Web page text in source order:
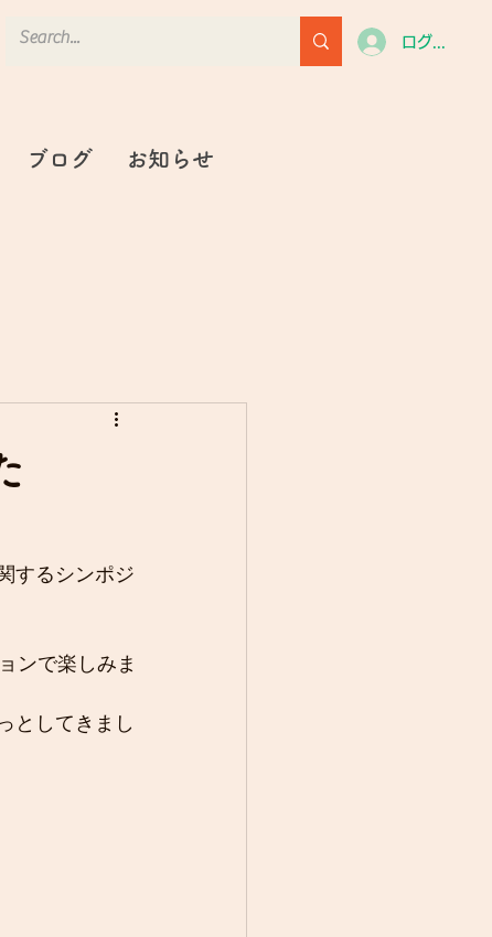
ログイン
ブログ お知らせ
するシンポジ
ンで楽しみま
としてきまし